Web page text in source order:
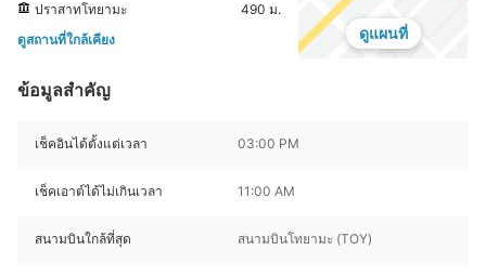
ปราสาทโทยามะ
490 ม.
ดูสถานที่ใกล้เคียง
ดูแผนที่
ข้อมูลสำคัญ
เช็คอินได้ตั้งแต่เวลา 03:00 PM
เช็คเอาต์ได้ไม่เกินเวลา 11:00 AM
สนามบินใกล้ที่สุด สนามบินโทยามะ (TOY)